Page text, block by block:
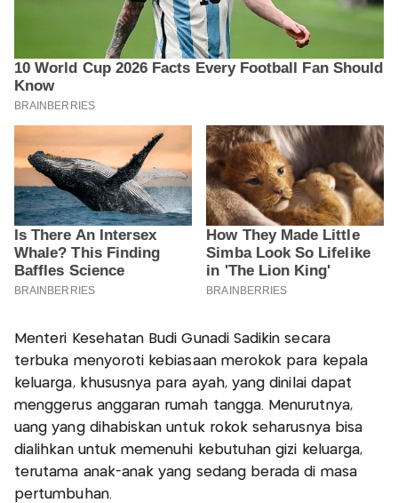
Menteri Kesehatan Budi Gunadi Sadikin secara
terbuka menyoroti kebiasaan merokok para kepala
keluarga, khususnya para ayah, yang dinilai dapat
menggerus anggaran rumah tangga. Menurutnya,
uang yang dihabiskan untuk rokok seharusnya bisa
dialihkan untuk memenuhi kebutuhan gizi keluarga,
terutama anak-anak yang sedang berada di masa
pertumbuhan.